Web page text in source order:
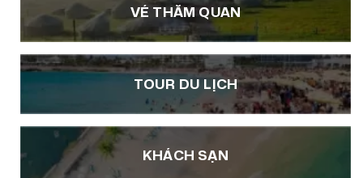
VÉ THĂM QUAN
TOUR DU LỊCH
KHÁCH SẠN